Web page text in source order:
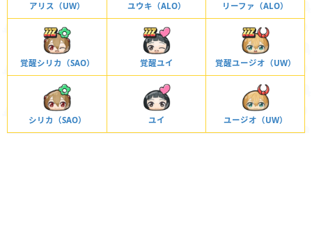
アリス（UW） ユウキ（ALO） リーファ（ALO）
覚醒シリカ（SAO） 覚醒ユイ 覚醒ユージオ（UW）
シリカ（SAO） ユイ ユージオ（UW）